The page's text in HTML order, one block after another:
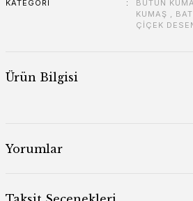
KATEGORI
BÜTÜN
KUMAŞ ,
ÇİÇEK
Ürün Bilgisi
Yorumlar